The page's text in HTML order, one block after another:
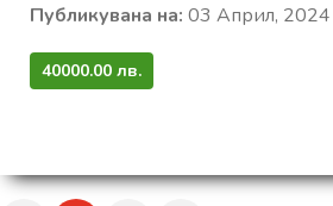
Публикувана на: 03 Април, 2024
40000.00 лв.